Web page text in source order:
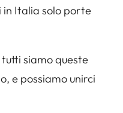
in Italia solo porte
siamo queste
e possiamo unirci